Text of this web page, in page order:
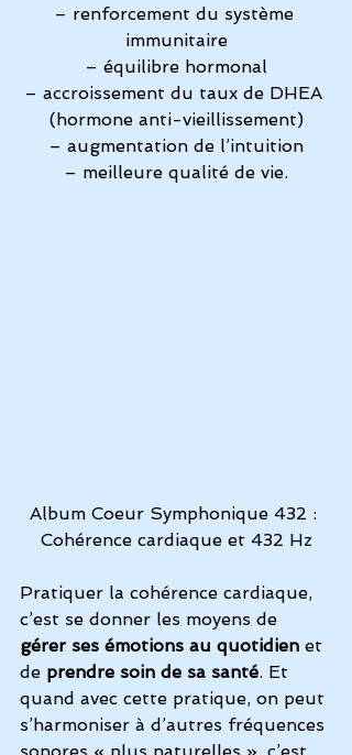
– renforcement du système
immunitaire
– équilibre hormonal
– accroissement du taux de DHEA
(hormone anti-vieillissement)
– augmentation de l’intuition
– meilleure qualité de vie.
Album Coeur Symphonique 432 :
Cohérence cardiaque et 432 Hz
Pratiquer la cohérence cardiaque,
c’est se donner les moyens de
gérer ses émotions au quotidien et
de prendre soin de sa santé. Et
quand avec cette pratique, on peut
s’harmoniser à d’autres fréquences
sonores « plus naturelles », c’est